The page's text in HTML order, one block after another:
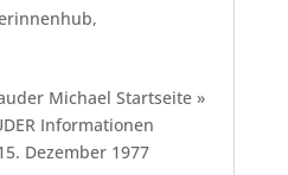
,
Michael Startseite »
Informationen
Dezember 1977